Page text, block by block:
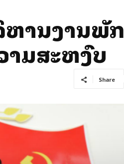
ຫານງານພັກ
າມສະຫງົບ
Share